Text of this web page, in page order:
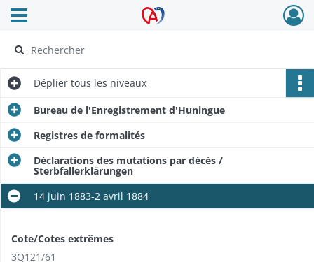
Archives Alsace - Colmar
Ouvrir le menu déroulant
Déplier tous les niveaux
Bureau de l'Enregistrement d'Huningue
Registres de formalités
Déclarations des mutations par décès /
Sterbfallerklärungen
14 juin 1883-2 avril 1884
Cote/Cotes extrêmes
3Q121/61